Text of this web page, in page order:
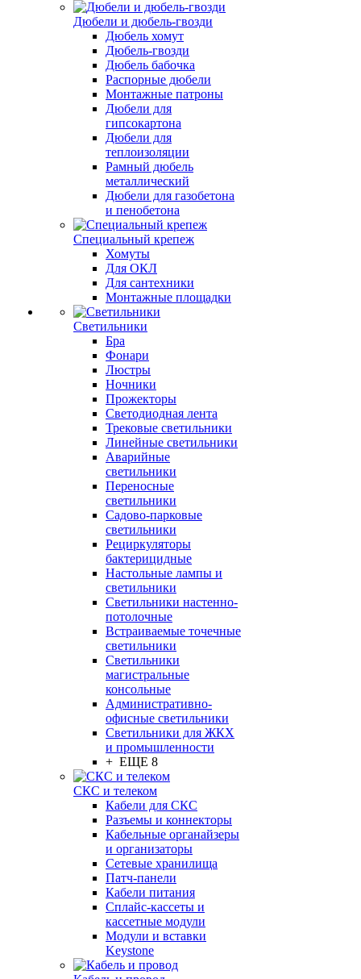
Дюбели и дюбель-гвозди
Дюбель хомут
Дюбель-гвозди
Дюбель бабочка
Распорные дюбели
Монтажные патроны
Дюбели для
гипсокартона
Дюбели для
теплоизоляции
Рамный дюбель
металлический
Дюбели для газобетона
и пенобетона
Специальный крепеж
Хомуты
Для ОКЛ
Для сантехники
Монтажные площадки
Светильники
Бра
Фонари
Люстры
Ночники
Прожекторы
Светодиодная лента
Трековые светильники
Линейные светильники
Аварийные
светильники
Переносные
светильники
Садово-парковые
светильники
Рециркуляторы
бактерицидные
Настольные лампы и
светильники
Светильники настенно-
потолочные
Встраиваемые точечные
светильники
Светильники
магистральные
консольные
Административно-
офисные светильники
Светильники для ЖКХ
и промышленности
+ ЕЩЕ 8
СКС и телеком
Кабели для СКС
Разъемы и коннекторы
Кабельные органайзеры
и организаторы
Сетевые хранилища
Патч-панели
Кабели питания
Сплайс-кассеты и
кассетные модули
Модули и вставки
Keystone